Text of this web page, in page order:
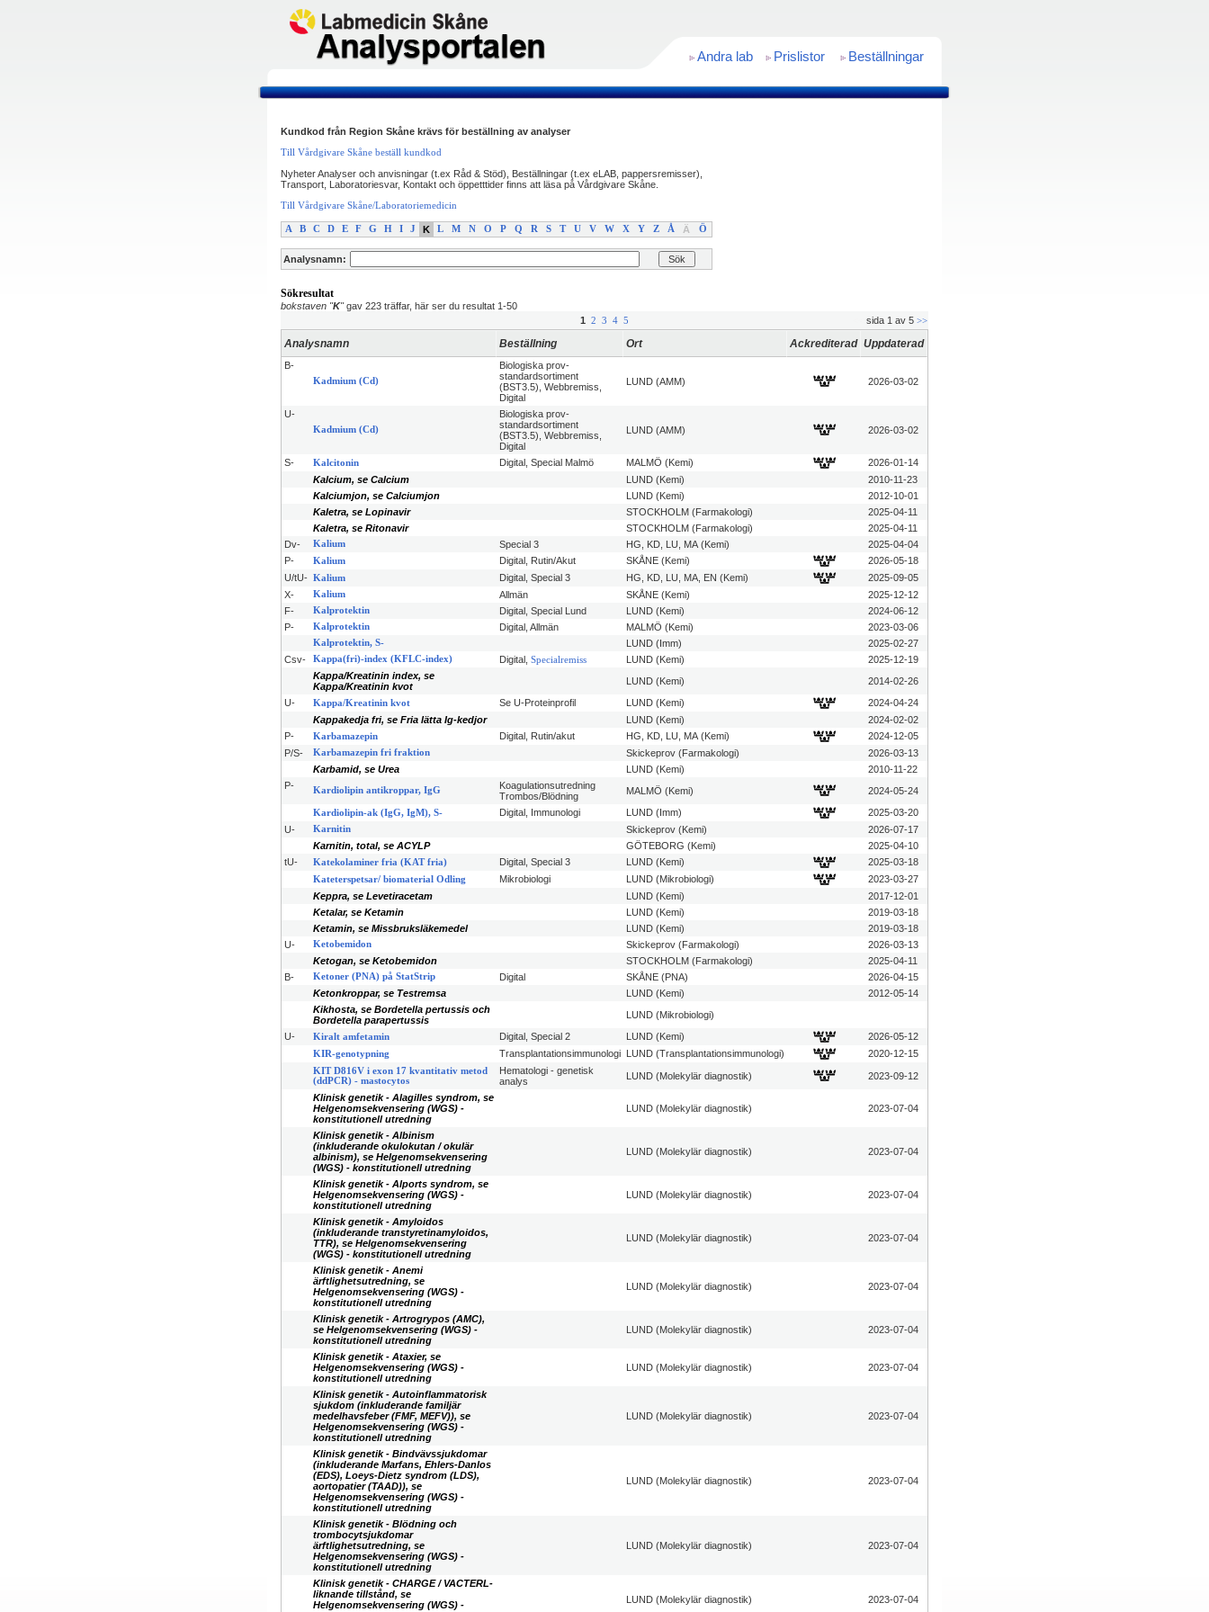
Andra lab Prislistor Beställningar
Kundkod från Region Skåne krävs för beställning av analyser
Till Vårdgivare Skåne beställ kundkod
Nyheter Analyser och anvisningar (t.ex Råd & Stöd), Beställningar (t.ex eLAB, pappersremisser),
Transport, Laboratoriesvar, Kontakt och öppetttider finns att läsa på Vårdgivare Skåne.
Till Vårdgivare Skåne/Laboratoriemedicin
A B C D E F G H I J K L M N O P Q R S T U V W X Y Z Å Ä Ö
Analysnamn:
Sökresultat
bokstaven "K"gav 223 träffar, här ser du resultat 1-50
1
2 3 4 5 sida 1 av 5 >>
Analysnamn Beställning Ort Ackrediterad Uppdaterad
B-
Kadmium (Cd)
Biologiska prov-
standardsortiment
(BST3.5), Webbremiss,
Digital
LUND (AMM) 2026-03-02
U-
Kadmium (Cd)
Biologiska prov-
standardsortiment
(BST3.5), Webbremiss,
Digital
LUND (AMM) 2026-03-02
S- Kalcitonin Digital, Special Malmö MALMÖ (Kemi)
2026-01-14
Kalcium, se Calcium
LUND (Kemi)
2010-11-23
Kalciumjon, se Calciumjon
LUND (Kemi)
2012-10-01
Kaletra, se Lopinavir
STOCKHOLM (Farmakologi)
2025-04-11
Kaletra, se Ritonavir
STOCKHOLM (Farmakologi)
2025-04-11
Dv-
Kalium Special 3 HG, KD, LU, MA (Kemi)
2025-04-04
P-
Kalium Digital, Rutin/Akut SKÅNE (Kemi)
2026-05-18
U/tU- Kalium Digital, Special 3 HG, KD, LU, MA, EN (Kemi)
2025-09-05
X-
Kalium Allmän SKÅNE (Kemi)
2025-12-12
F-
Kalprotektin Digital, Special Lund LUND (Kemi)
2024-06-12
P-
Kalprotektin Digital, Allmän MALMÖ (Kemi) 2023-03-06
Kalprotektin, S- LUND (Imm)
2025-02-27
Csv-
Kappa(fri)-index (KFLC-index) Digital, Specialremiss LUND (Kemi)
2025-12-19
Kappa/Kreatinin index, se
Kappa/Kreatinin kvot
LUND (Kemi)
2014-02-26
U-
Kappa/Kreatinin kvot Se U-Proteinprofil LUND (Kemi)
2024-04-24
Kappakedja fri, se Fria lätta Ig-kedjor
LUND (Kemi)
2024-02-02
P-
Karbamazepin Digital, Rutin/akut HG, KD, LU, MA (Kemi)
2024-12-05
P/S-
Karbamazepin fri fraktion Skickeprov (Farmakologi)
2026-03-13
Karbamid, se Urea
LUND (Kemi)
2010-11-22
P-
Kardiolipin antikroppar, IgG
Koagulationsutredning
Trombos/Blödning
MALMÖ (Kemi) 2024-05-24
Kardiolipin-ak (IgG, IgM), S- Digital, Immunologi LUND (Imm)
2025-03-20
U-
Karnitin Skickeprov (Kemi)
2026-07-17
Karnitin, total, se ACYLP
GÖTEBORG (Kemi)
2025-04-10
tU-
Katekolaminer fria (KAT fria) Digital, Special 3 LUND (Kemi) 2025-03-18
Kateterspetsar/ biomaterial Odling Mikrobiologi LUND (Mikrobiologi)
2023-03-27
Keppra, se Levetiracetam
LUND (Kemi)
2017-12-01
Ketalar, se Ketamin
LUND (Kemi)
2019-03-18
Ketamin, se Missbruksläkemedel
LUND (Kemi)
2019-03-18
U-
Ketobemidon Skickeprov (Farmakologi)
2026-03-13
Ketogan, se Ketobemidon
STOCKHOLM (Farmakologi)
2025-04-11
B-
Ketoner (PNA) på StatStrip Digital SKÅNE (PNA)
2026-04-15
Ketonkroppar, se Testremsa
LUND (Kemi)
2012-05-14
Kikhosta, se Bordetella pertussis och
Bordetella parapertussis
LUND (Mikrobiologi)
U-
Kiralt amfetamin Digital, Special 2 LUND (Kemi) 2026-05-12
KIR-genotypning Transplantationsimmunologi LUND (Transplantationsimmunologi) 2020-12-15
KIT D816V i exon 17 kvantitativ metod
(ddPCR) - mastocytos
Hematologi - genetisk
analys
LUND (Molekylär diagnostik)
2023-09-12
Klinisk genetik - Alagilles syndrom, se
Helgenomsekvensering (WGS) -
konstitutionell utredning
LUND (Molekylär diagnostik) 2023-07-04
Klinisk genetik - Albinism
(inkluderande okulokutan / okulär
albinism), se Helgenomsekvensering
(WGS) - konstitutionell utredning
LUND (Molekylär diagnostik) 2023-07-04
Klinisk genetik - Alports syndrom, se
Helgenomsekvensering (WGS) -
konstitutionell utredning
LUND (Molekylär diagnostik) 2023-07-04
Klinisk genetik - Amyloidos
(inkluderande transtyretinamyloidos,
TTR), se Helgenomsekvensering
(WGS) - konstitutionell utredning
LUND (Molekylär diagnostik) 2023-07-04
Klinisk genetik - Anemi
ärftlighetsutredning, se
Helgenomsekvensering (WGS) -
konstitutionell utredning
LUND (Molekylär diagnostik) 2023-07-04
Klinisk genetik - Artrogrypos (AMC),
se Helgenomsekvensering (WGS) -
konstitutionell utredning
LUND (Molekylär diagnostik) 2023-07-04
Klinisk genetik - Ataxier, se
Helgenomsekvensering (WGS) -
konstitutionell utredning
LUND (Molekylär diagnostik) 2023-07-04
Klinisk genetik - Autoinflammatorisk
sjukdom (inkluderande familjär
medelhavsfeber (FMF, MEFV)), se
Helgenomsekvensering (WGS) -
konstitutionell utredning
LUND (Molekylär diagnostik) 2023-07-04
Klinisk genetik - Bindvävssjukdomar
(inkluderande Marfans, Ehlers-Danlos
(EDS), Loeys-Dietz syndrom (LDS),
aortopatier (TAAD)), se
Helgenomsekvensering (WGS) -
konstitutionell utredning
LUND (Molekylär diagnostik) 2023-07-04
Klinisk genetik - Blödning och
trombocytsjukdomar
ärftlighetsutredning, se
Helgenomsekvensering (WGS) -
konstitutionell utredning
LUND (Molekylär diagnostik) 2023-07-04
Klinisk genetik - CHARGE / VACTERL-
liknande tillstånd, se
Helgenomsekvensering (WGS) -
LUND (Molekylär diagnostik) 2023-07-04